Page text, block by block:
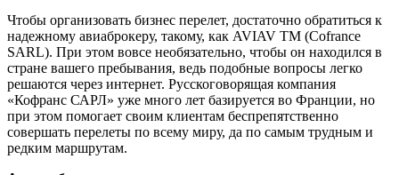
Чтобы организовать бизнес перелет, достаточно обратиться к
надежному авиаброкеру, такому, как AVIAV TM (Cofrance
SARL). При этом вовсе необязательно, чтобы он находился в
стране вашего пребывания, ведь подобные вопросы легко
решаются через интернет. Русскоговорящая компания
«Кофранс САРЛ» уже много лет базируется во Франции, но
при этом помогает своим клиентам беспрепятственно
совершать перелеты по всему миру, да по самым трудным и
редким маршрутам.